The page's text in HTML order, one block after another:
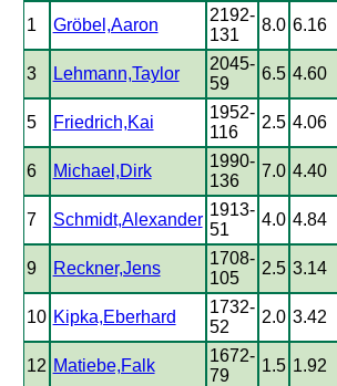
1 Gröbel,Aaron
2192-
131
8.0 6.16
3 Lehmann,Taylor
2045-
59
6.5 4.60
5 Friedrich,Kai
1952-
116
2.5 4.06
6 Michael,Dirk
1990-
136
7.0 4.40
7 Schmidt,Alexander
1913-
51
4.0 4.84
9 Reckner,Jens
1708-
105
2.5 3.14
10 Kipka,Eberhard
1732-
52
2.0 3.42
12 Matiebe,Falk
1672-
79
1.5 1.92